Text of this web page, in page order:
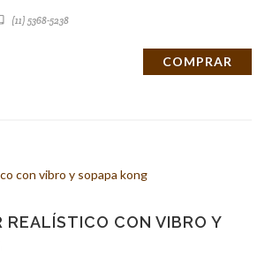
(11) 5368-5238
COMPRAR
REALÍSTICO CON VIBRO Y